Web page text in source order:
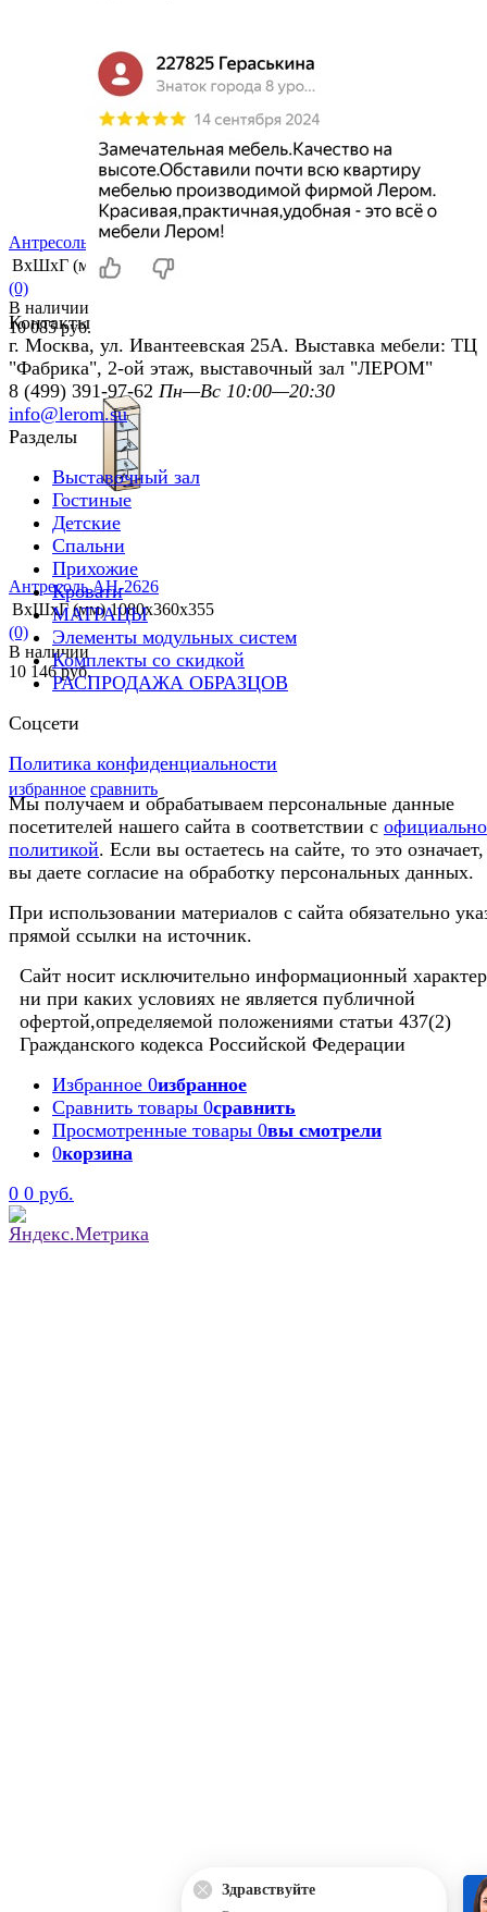
сравнить
избранное сравнить
Антресоль АН-2625
ВхШхГ (мм) 1080х360х355
(0)
В наличии
10 085 руб.
избранное сравнить
Антресоль АН-2626
ВхШхГ (мм) 1080х360х355
(0)
В наличии
10 146 руб.
Контакты
г. Москва, ул. Ивантеевская 25А. Выставка мебели: ТЦ
"Фабрика", 2-ой этаж, выставочный зал "ЛЕРОМ"
8 (499) 391-97-62 Пн—Вс 10:00—20:30
info@lerom.su
Разделы
Выставочный зал
Гостиные
Детские
Спальни
Прихожие
Кровати
МАТРАЦЫ
Элементы модульных систем
Комплекты со скидкой
РАСПРОДАЖА ОБРАЗЦОВ
Соцсети
Политика конфиденциальности
Мы получаем и обрабатываем персональные данные
посетителей нашего сайта в соответствии с
политикой. Если вы остаетесь на сайте, то это
вы даете согласие на обработку персональных данных.
При использовании материалов с сайта обязательно
прямой ссылки на источник.
Сайт носит исключительно информационный
ни при каких условиях не является публичной
офертой,определяемой положениями статьи 437(2)
Гражданского кодекса Российской Федерации
Избранное 0избранное
Сравнить товары 0сравнить
Просмотренные товары 0вы смотрели
0корзина
0 0 руб.
Здравствуйте